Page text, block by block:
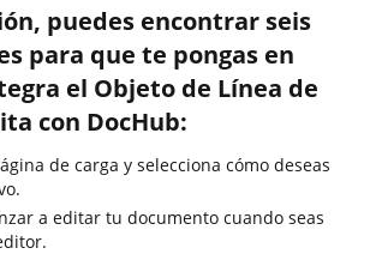
puedes encontrar seis
para que te pongas en
el Objeto de Línea de
con DocHub:
de carga y selecciona cómo deseas
a editar tu documento cuando seas